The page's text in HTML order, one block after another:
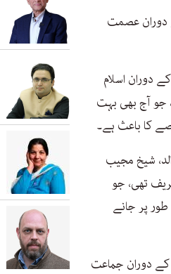
کی آزادی کی 1971 کی جنگ کے دوران عصمت
دوران اسلام
جو آج بھی بہت
کا باعث ہے۔
شیخ مجیب
تھی، جو
پر جانے
دوران جماعت